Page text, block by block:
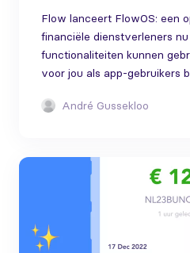
Flow lanceert FlowOS: een
financiële dienstverleners
functionaliteiten kunnen
voor jou als app-gebruikers
André Gussekloo